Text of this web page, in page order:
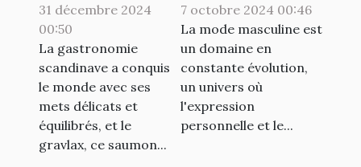
techniques de
gravlax avec
légumes racines
31 décembre 2024
00:50
La gastronomie
scandinave a conquis
le monde avec ses
mets délicats et
équilibrés, et le
gravlax, ce saumon...
redéfinissent
l'élégance
masculine
moderne
7 octobre 2024 00:46
La mode masculine est
un domaine en
constante évolution,
un univers où
l'expression
personnelle et le...